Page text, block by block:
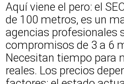
Aquí viene el pero: el
de 100 metros, es un
agencias profesionales
compromisos de 3 a 6
Necesitan tiempo para
reales. Los precios